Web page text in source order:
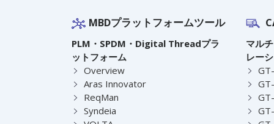
MBDプラットフォームツール
PLM・SPDM・Digital Threadプラ
ットフォーム
Overview
Aras Innovator
ReqMan
Syndeia
マル
レー